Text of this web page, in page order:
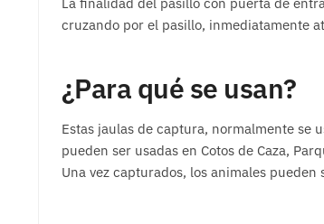
cruzando por el pasillo, inmediatamente
¿Para qué se usan?
Estas jaulas de captura, normalmente se
pueden ser usadas en Cotos de Caza,
Una vez capturados, los animales